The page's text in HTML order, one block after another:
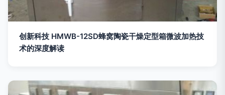
创新科技 HMWB-12SD蜂窝陶瓷干燥定型箱微波加热技
术的深度解读